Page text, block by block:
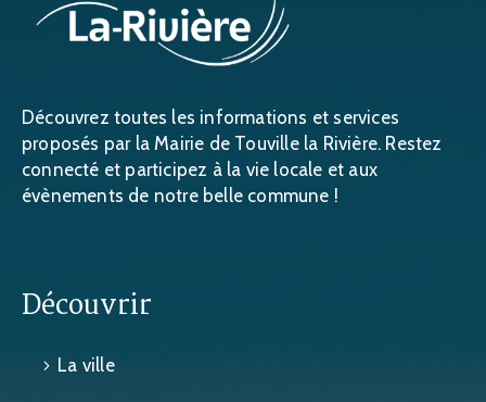
Découvrez toutes les informations et services
proposés par la Mairie de Touville la Rivière. Restez
connecté et participez à la vie locale et aux
évènements de notre belle commune !
Découvrir
La ville